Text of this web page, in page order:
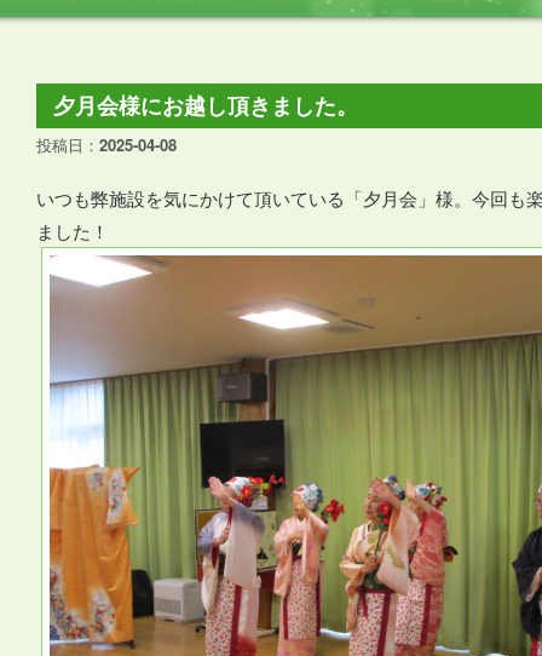
夕月会様にお越し頂きました。
投稿日： 2025-04-08
いつも弊施設を気にかけて頂いている「夕月会」様。今回も
ました！